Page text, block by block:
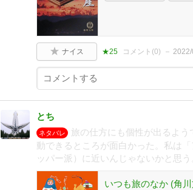
ナイス ★25 コメント(0)
とち
ネタバレ
旅の仕方にも個性が出るよ
動できるところが面白かった。私は
ッパー派）に近いんじゃないかと思う
いつも旅のなか (角